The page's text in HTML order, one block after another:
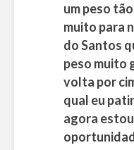
um peso
muito para
do Santos
peso muito
volta por
qual eu
agora